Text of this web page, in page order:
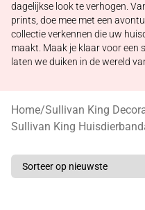
dagelijkse look te verhogen.
prints, doe mee met een
collectie verkennen die uw
maakt. Maak je klaar voor een
laten we duiken in de wereld
Home/Sullivan King
Sullivan King